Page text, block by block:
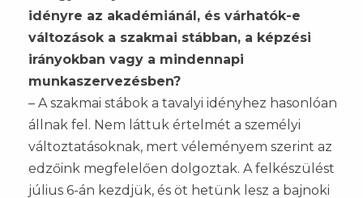
idényre az akadémiánál, és várhatók-e
változások a szakmai stábban, a képzési
irányokban vagy a mindennapi
munkaszervezésben?
– A szakmai stábok a tavalyi idényhez hasonlóan
állnak fel. Nem láttuk értelmét a személyi
változtatásoknak, mert véleményem szerint az
edzőink megfelelően dolgoztak. A felkészülést
július 6-án kezdjük, és öt hetünk lesz a bajnoki